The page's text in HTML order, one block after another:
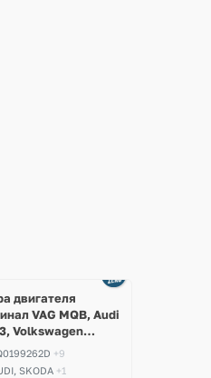
двигателя
VAG MQB, Audi
Volkswagen
Allspace, Arteon,
B8, Kodiaq RS
+9
SKODA +1